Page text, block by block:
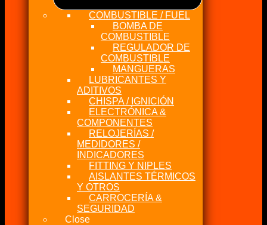
COMBUSTIBLE / FUEL
BOMBA DE
COMBUSTIBLE
REGULADOR DE
COMBUSTIBLE
MANGUERAS
LUBRICANTES Y
ADITIVOS
CHISPA / IGNICIÓN
ELECTRÓNICA &
COMPONENTES
RELOJERÍAS /
MEDIDORES /
INDICADORES
FITTING Y NIPLES
AISLANTES TÉRMICOS
Y OTROS
CARROCERÍA &
SEGURIDAD
Close